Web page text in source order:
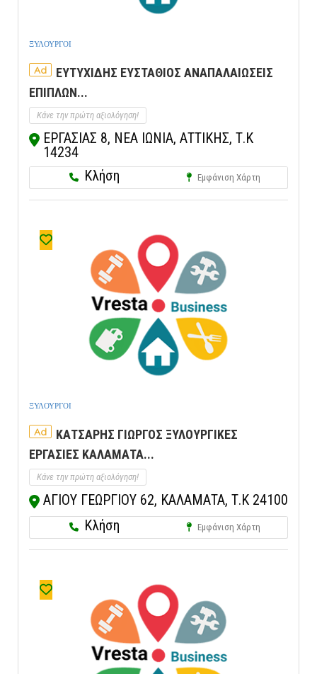
ΞΥΛΟΥΡΓΟΙ
Ad
ΕΥΤΥΧΙΔΗΣ ΕΥΣΤΑΘΙΟΣ ΑΝΑΠΑΛΑΙΩΣΕΙΣ
ΕΠΙΠΛΩΝ...
Κάνε την πρώτη αξιολόγηση!
ΕΡΓΑΣΙΑΣ 8, ΝΕΑ ΙΩΝΙΑ, ΑΤΤΙΚΗΣ, Τ.Κ
14234
Κλήση
Εμφάνιση Χάρτη
ΞΥΛΟΥΡΓΟΙ
Ad
ΚΑΤΣΑΡΗΣ ΓΙΩΡΓΟΣ ΞΥΛΟΥΡΓΙΚΕΣ
ΕΡΓΑΣΙΕΣ ΚΑΛΑΜΑΤΑ...
Κάνε την πρώτη αξιολόγηση!
ΑΓΙΟΥ ΓΕΩΡΓΙΟΥ 62, ΚΑΛΑΜΑΤΑ, Τ.Κ 24100
Κλήση
Εμφάνιση Χάρτη